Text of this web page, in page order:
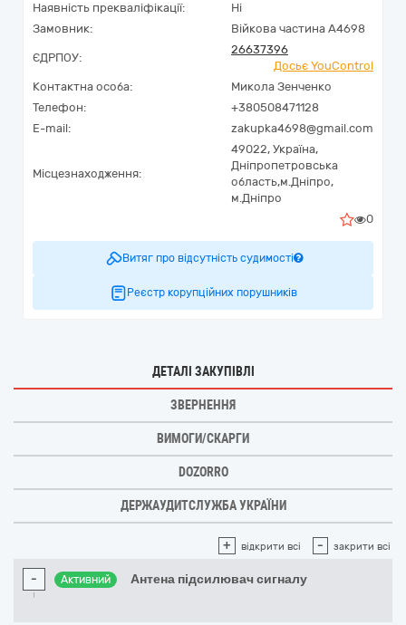
Наявність прекваліфікації:
Ні
Замовник:
Війкова частина А4698
ЄДРПОУ:
26637396
Досьє YouControl
Контактна особа:
Микола Зенченко
Телефон:
+380508471128
E-mail:
zakupka4698@gmail.com
Місцезнаходження:
49022, Україна,
Дніпропетровська
область,м.Дніпро,
м.Дніпро
0
Витяг про відсутність судимості
Реєстр корупційних порушників
ДЕТАЛІ ЗАКУПІВЛІ
ЗВЕРНЕННЯ
ВИМОГИ/СКАРГИ
DOZORRO
ДЕРЖАУДИТСЛУЖБА УКРАЇНИ
+ відкрити всі - закрити всі
- Активний Антена підсилювач сигналу